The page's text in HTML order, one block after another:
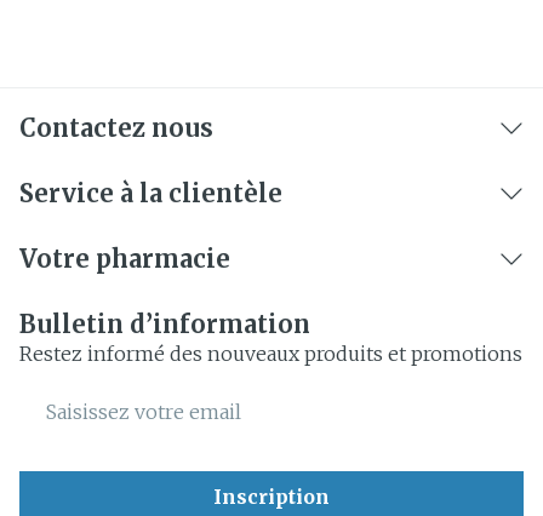
Contactez nous
Service à la clientèle
Votre pharmacie
Bulletin d’information
Restez informé des nouveaux produits et promotions
Adresse mail
Inscription